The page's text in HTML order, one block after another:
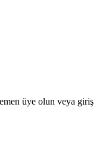
üye olun veya giriş